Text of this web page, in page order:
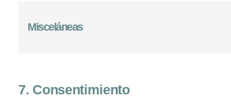
Misceláneas
7. Consentimiento